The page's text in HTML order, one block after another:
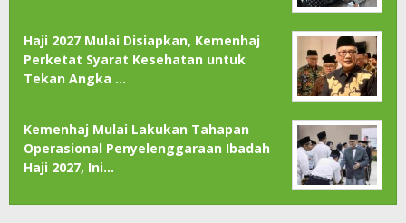
Haji 2027 Mulai Disiapkan, Kemenhaj
Perketat Syarat Kesehatan untuk
Tekan Angka …
Kemenhaj Mulai Lakukan Tahapan
Operasional Penyelenggaraan Ibadah
Haji 2027, Ini…